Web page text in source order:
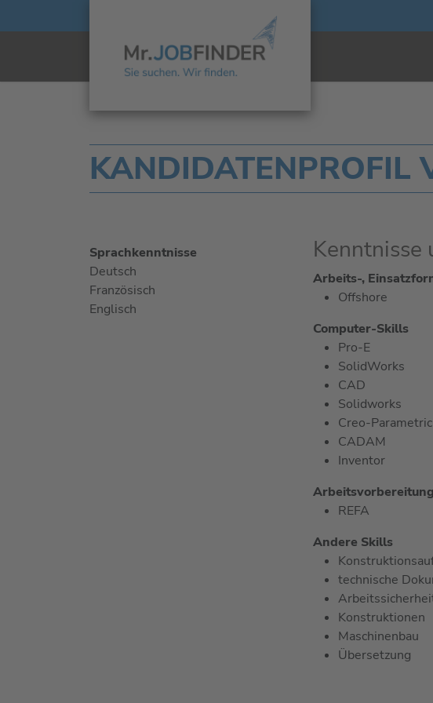
KANDIDATENPROFIL
Sprachkenntnisse
Deutsch
Französisch
Englisch
Kenntnisse
Arbeits-,
Offshore
Computer-Skills
Pro-E
SolidWorks
CAD
Solidworks
Creo-Parametric
CADAM
Inventor
REFA
Andere Skills
technische
Konstruktionen
Maschinenbau
Übersetzung